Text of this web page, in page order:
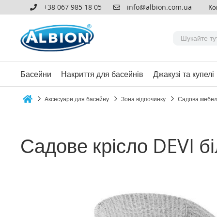
+38 067 985 18 05 info@albion.com.ua
Басейни Накриття для басейнів Джакузі та купелі
Аксесуари для басейну Зона відпочинку Садова
Садове крісло DEVI